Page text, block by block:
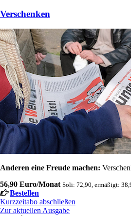
Verschenken
Anderen eine Freude machen:
56,90 Euro/Monat Soli: 72,90, ermäßigt:
Bestellen
Kurzzeitabo abschließen
Zur aktuellen Ausgabe